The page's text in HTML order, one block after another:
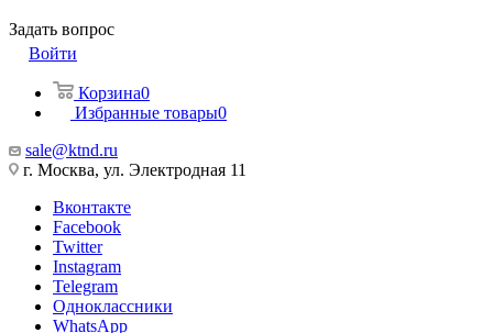
Задать вопрос
Войти
Корзина0
Избранные товары0
sale@ktnd.ru
г. Москва, ул. Электродная 11
Вконтакте
Facebook
Twitter
Instagram
Telegram
Одноклассники
WhatsApp